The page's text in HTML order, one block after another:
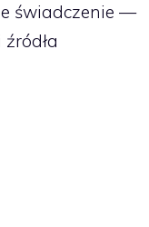
świadczenie —